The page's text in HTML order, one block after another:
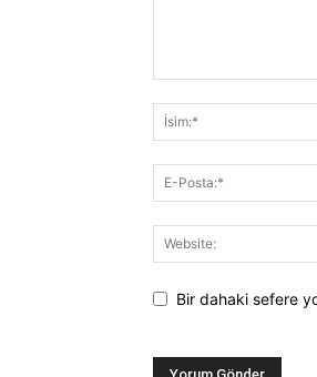
Bir dahaki sefere